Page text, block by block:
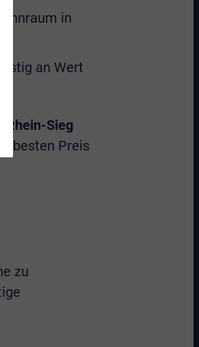
in
an Wert
Rhein-Sieg
besten Preis
zu